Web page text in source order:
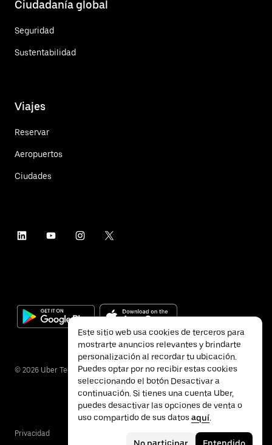
Ciudadanía global
Seguridad
Sustentabilidad
Viajes
Reservar
Aeropuertos
Ciudades
© 2026 Uber Technologies Inc.
Privacidad
Este sitio web usa cookies de terceros para
mostrarte anuncios relevantes y brindarte
personalización al recordar tu ubicación.
Puedes optar por no recibir estas cookies
seleccionando el botón Desactivar a
continuación. Si tienes una cuenta Uber,
puedes desactivar las opciones de venta o
uso compartido de sus datos aquí.